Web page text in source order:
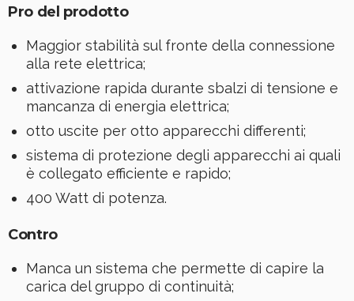
Pro del prodotto
Maggior stabilità sul fronte della connessione
alla rete elettrica;
attivazione rapida durante sbalzi di tensione e
mancanza di energia elettrica;
otto uscite per otto apparecchi differenti;
sistema di protezione degli apparecchi ai quali
è collegato efficiente e rapido;
400 Watt di potenza.
Contro
Manca un sistema che permette di capire la
carica del gruppo di continuità;